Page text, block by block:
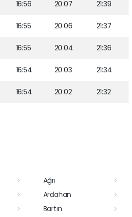
16:56 20:07 21:39
16:55 20:06 21:37
16:55 20:04 21:36
16:54 20:03 21:34
16:54 20:02 21:32
Ağrı
Ardahan
Bartın